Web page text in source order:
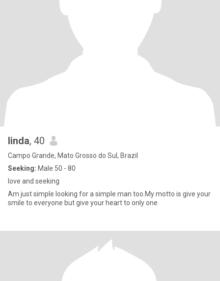
linda, 40
Campo Grande, Mato Grosso do Sul, Brazil
Seeking: Male 50 - 80
love and seeking
Am just simple looking for a simple man too.My motto is give your
smile to everyone but give your heart to only one